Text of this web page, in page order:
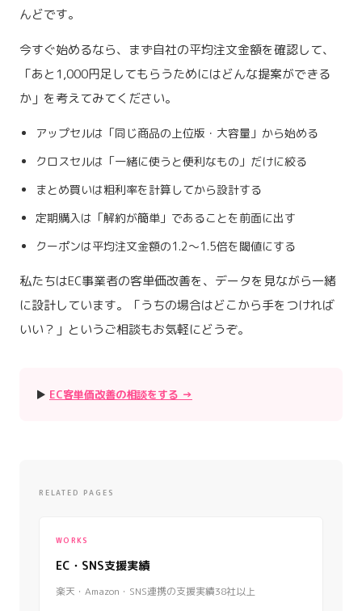
んどです。
今すぐ始めるなら、まず自社の平均注文金額を確認して、
「あと1,000円足してもらうためにはどんな提案ができる
か」を考えてみてください。
アップセルは「同じ商品の上位版・大容量」から始める
クロスセルは「一緒に使うと便利なもの」だけに絞る
まとめ買いは粗利率を計算してから設計する
定期購入は「解約が簡単」であることを前面に出す
クーポンは平均注文金額の1.2〜1.5倍を閾値にする
私たちはEC事業者の客単価改善を、データを見ながら一緒
に設計しています。「うちの場合はどこから手をつければ
いい？」というご相談もお気軽にどうぞ。
▶ EC客単価改善の相談をする →
RELATED PAGES
WORKS
EC・SNS支援実績
楽天・Amazon・SNS連携の支援実績38社以上